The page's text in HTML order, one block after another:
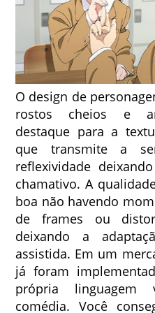
O design de
rostos cheios e
destaque para a
que transmite a
reflexividade
chamativo. A
boa não havendo
de frames ou
deixando a
assistida. Em um
já foram
própria linguagem
comédia. Você